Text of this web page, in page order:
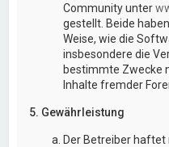
Community unter
gestellt. Beide
Weise, wie die
insbesondere die
bestimmte Zwecke
Inhalte fremder
5. Gewährleistung
Der Betreiber